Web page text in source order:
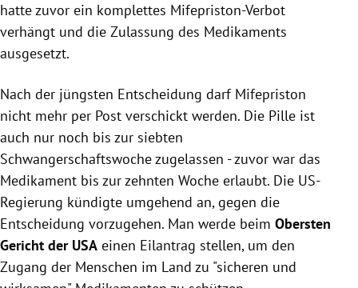
hatte zuvor ein komplettes Mifepriston-Verbot
verhängt und die Zulassung des Medikaments
ausgesetzt.
Nach der jüngsten Entscheidung darf Mifepriston
nicht mehr per Post verschickt werden. Die Pille ist
auch nur noch bis zur siebten
Schwangerschaftswoche zugelassen - zuvor war das
Medikament bis zur zehnten Woche erlaubt. Die US-
Regierung kündigte umgehend an, gegen die
Entscheidung vorzugehen. Man werde beim Obersten
Gericht der USA einen Eilantrag stellen, um den
Zugang der Menschen im Land zu "sicheren und